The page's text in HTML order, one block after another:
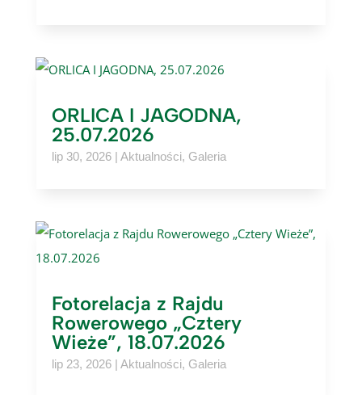
ORLICA I JAGODNA,
25.07.2026
lip 30, 2026| Aktualności, Galeria
Fotorelacja z Rajdu
Rowerowego „Cztery
Wieże”, 18.07.2026
lip 23, 2026| Aktualności, Galeria